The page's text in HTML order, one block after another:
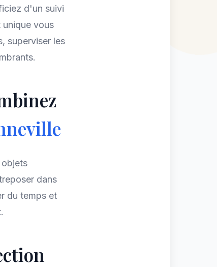
d'un suivi
unique vous
superviser les
dans
du temps et